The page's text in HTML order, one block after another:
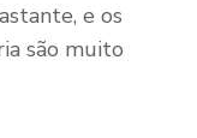
e os
são muito